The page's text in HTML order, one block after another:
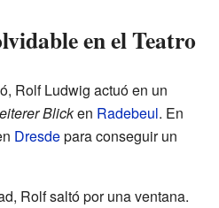
en el Teatro
Rolf Ludwig actuó en un
Blicken Radebeul. En
Dresdepara conseguir un
Rolf saltó por una ventana.